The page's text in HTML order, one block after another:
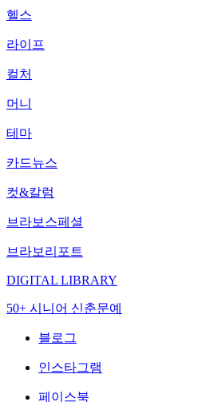
헬스
라이프
컬처
머니
테마
카드뉴스
컷&칼럼
브라보스페셜
브라보리포트
DIGITAL LIBRARY
50+ 시니어 신춘문예
블로그
인스타그램
페이스북